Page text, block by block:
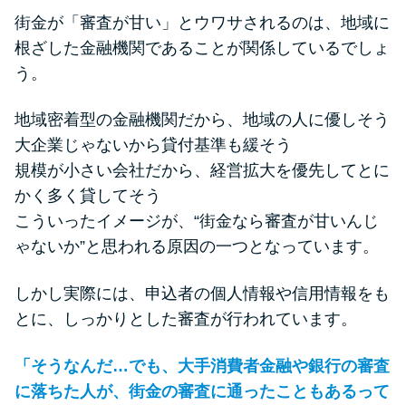
街金が「審査が甘い」とウワサされるのは、地域に
根ざした金融機関であることが関係しているでしょ
う。
地域密着型の金融機関だから、地域の人に優しそう
大企業じゃないから貸付基準も緩そう
規模が小さい会社だから、経営拡大を優先してとに
かく多く貸してそう
こういったイメージが、“街金なら審査が甘いんじ
ゃないか”と思われる原因の一つとなっています。
しかし実際には、申込者の個人情報や信用情報をも
とに、しっかりとした審査が行われています。
「そうなんだ…でも、大手消費者金融や銀行の審査
に落ちた人が、街金の審査に通ったこともあるって